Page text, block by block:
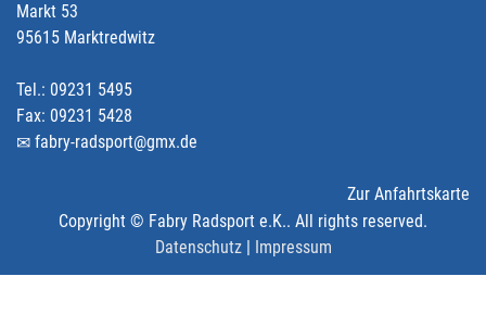
Markt 53
95615 Marktredwitz
Tel.: 09231 5495
Fax: 09231 5428
fabry-radsport@gmx.de
Zur Anfahrtskarte
Copyright © Fabry Radsport e.K.. All rights reserved.
Datenschutz| Impressum